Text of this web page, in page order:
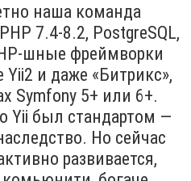
наша команда
7.4‑8.2, PostgreSQL,
шные фреймворки
Yii2 и даже «Битрикс»,
Symfony 5+ или 6+.
Yii был стандартом —
Но сейчас
развивается,